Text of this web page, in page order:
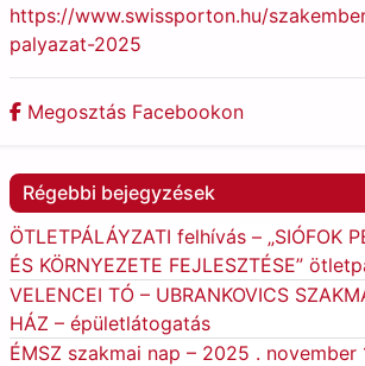
https://www.swissporton.hu/
palyazat-2025
Megosztás Facebookon
Régebbi bejegyzések
ÖTLETPÁLÁYZATI felhívás – „SIÓFOK
ÉS KÖRNYEZETE FEJLESZTÉSE”
VELENCEI TÓ – UBRANKOVICS
HÁZ – épületlátogatás
ÉMSZ szakmai nap – 2025 . november